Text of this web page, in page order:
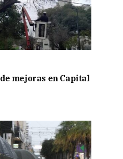
mejoras en Capital